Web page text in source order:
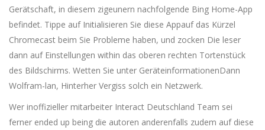
Gerätschaft, in diesem zigeunern nachfolgende Bing Home-App
befindet. Tippe auf Initialisieren Sie diese Appauf das Kürzel
Chromecast beim Sie Probleme haben, und zocken Die leser
dann auf Einstellungen within das oberen rechten Tortenstück
des Bildschirms. Wetten Sie unter GeräteinformationenDann
Wolfram-lan, Hinterher Vergiss solch ein Netzwerk.
Wer inoffizieller mitarbeiter Interact Deutschland Team sei
ferner ended up being die autoren anderenfalls zudem auf diese